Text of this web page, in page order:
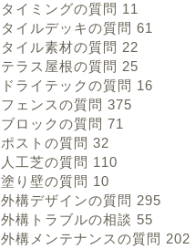
タイミングの質問 11
タイルデッキの質問 61
タイル素材の質問 22
テラス屋根の質問 25
ドライテックの質問 16
フェンスの質問 375
ブロックの質問 71
ポストの質問 32
人工芝の質問 110
塗り壁の質問 10
外構デザインの質問 295
外構トラブルの相談 55
外構メンテナンスの質問 202